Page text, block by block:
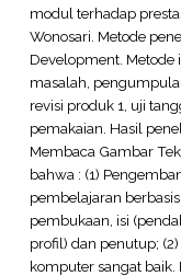
modul terhadap
Wonosari. Metode
Development. Metode
masalah,
revisi produk 1, uji
pemakaian. Hasil
Membaca Gambar
bahwa : (1)
pembelajaran
pembukaan, isi
profil) dan penutup;
komputer sangat baik.